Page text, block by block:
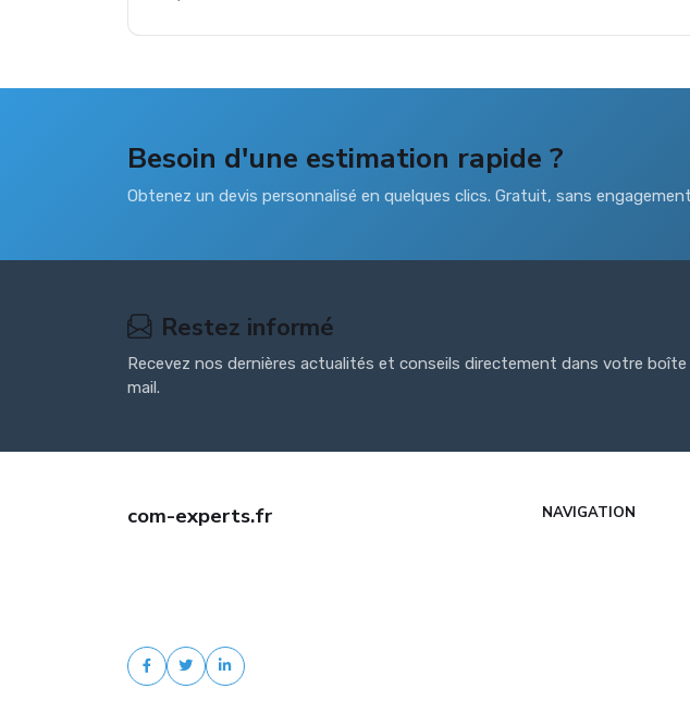
Besoin d'une estimation rapide ?
Obtenez un devis personnalisé en quelques clics. Gratuit, sans
Restez informé
Recevez nos dernières actualités et conseils directement dans votre boîte
mail.
com-experts.fr NAVIGATION